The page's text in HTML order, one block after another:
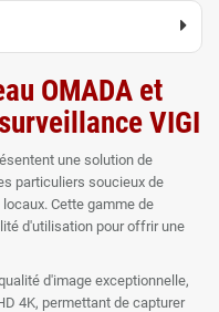
OMADA et
VIGI
une solution de
particuliers soucieux de
Cette gamme de
d'utilisation pour offrir une
d'image exceptionnelle,
4K, permettant de capturer